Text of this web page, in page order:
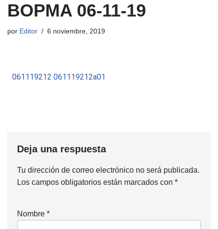
BOPMA 06-11-19
por Editor 6 noviembre, 2019
061119212 061119212a01
Deja una respuesta
Tu dirección de correo electrónico no será publicada.
Los campos obligatorios están marcados con *
Nombre *